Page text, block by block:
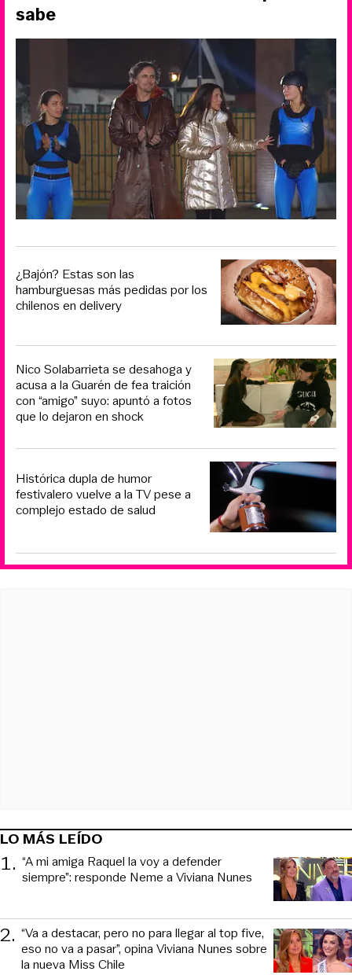
sabe
¿Bajón? Estas son las
hamburguesas más pedidas por los
chilenos en delivery
Nico Solabarrieta se desahoga y
acusa a la Guarén de fea traición
con “amigo” suyo: apuntó a fotos
que lo dejaron en shock
Histórica dupla de humor
festivalero vuelve a la TV pese a
complejo estado de salud
LO MÁS LEÍDO
1. “A mi amiga Raquel la voy a defender
siempre”: responde Neme a Viviana Nunes
2. “Va a destacar, pero no para llegar al top five,
eso no va a pasar”, opina Viviana Nunes sobre
la nueva Miss Chile